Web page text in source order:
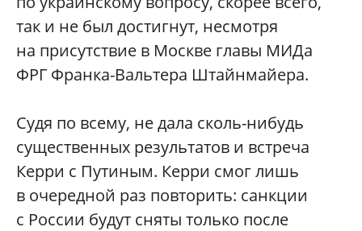
так и не был достигнут, несмотря
на присутствие в Москве главы МИДа
ФРГ Франка-Вальтера Штайнмайера.
Судя по всему, не дала сколь-нибудь
существенных результатов и встреча
Керри с Путиным. Керри смог лишь
в очередной раз повторить: санкции
с России будут сняты только после